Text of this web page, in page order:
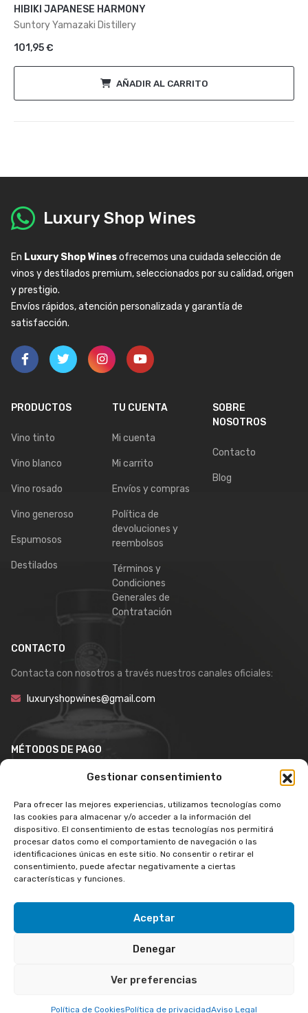
Gestionar consentimiento
Para ofrecer las mejores experiencias, utilizamos tecnologías como
las cookies para almacenar y/o acceder a la información del
dispositivo. El consentimiento de estas tecnologías nos permitirá
procesar datos como el comportamiento de navegación o las
identificaciones únicas en este sitio. No consentir o retirar el
consentimiento, puede afectar negativamente a ciertas
características y funciones.
Aceptar
Denegar
Ver preferencias
Política de CookiesPolítica de privacidadAviso Legal
HIBIKI JAPANESE HARMONY
Suntory Yamazaki Distillery
101,95€
AÑADIR AL CARRITO
Luxury Shop Wines
En Luxury Shop Winesofrecemos una cuidada selección de
vinos y destilados premium, seleccionados por su calidad, origen
y prestigio.
Envíos rápidos, atención personalizada y garantía de
satisfacción.
PRODUCTOS
Vino tinto
Vino blanco
Vino rosado
Vino generoso
Espumosos
Destilados
TU CUENTA
Mi cuenta
Mi carrito
Envíos y compras
Política de
devoluciones y
reembolsos
Términos y
Condiciones
Generales de
Contratación
SOBRE
NOSOTROS
Contacto
Blog
CONTACTO
Contacta con nosotros a través nuestros canales oficiales:
luxuryshopwines@gmail.com
MÉTODOS DE PAGO
reservados.
Aviso legal
Política de privacidad